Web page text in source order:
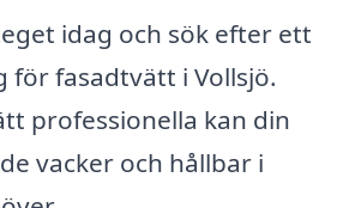
idag och sök efter ett
fasadtvätt i Vollsjö.
professionella kan din
vacker och hållbar i